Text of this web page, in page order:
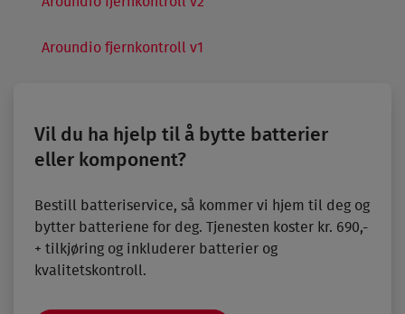
Aroundio fjernkontroll v1
Vil du ha hjelp til å bytte batterier
eller komponent?
Bestill batteriservice, så kommer vi hjem til deg og
bytter batteriene for deg. Tjenesten koster kr. 690,-
+ tilkjøring og inkluderer batterier og
kvalitetskontroll.